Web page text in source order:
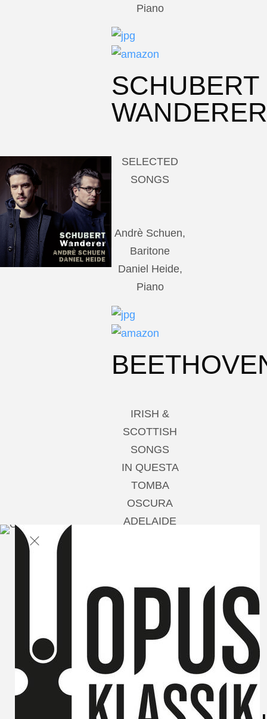
Piano
SCHUBERT
WANDERER
SELECTED
SONGS
Andrè Schuen,
Baritone
Daniel Heide,
Piano
IRISH &
SCOTTISH
SONGS
IN QUESTA
TOMBA
OSCURA
ADELAIDE
Baritone